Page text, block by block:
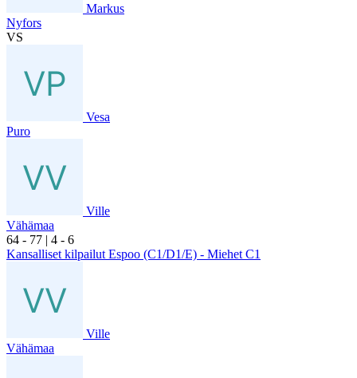
Markus
Nyfors
VS
Vesa
Puro
Ville
Vähämaa
64 - 77 | 4 - 6
Kansalliset kilpailut Espoo (C1/D1/E) - Miehet C1
Ville
Vähämaa